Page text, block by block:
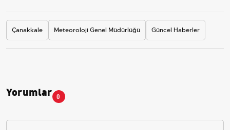
Çanakkale Meteoroloji Genel Müdürlüğü Güncel Haberler
Yorumlar 0